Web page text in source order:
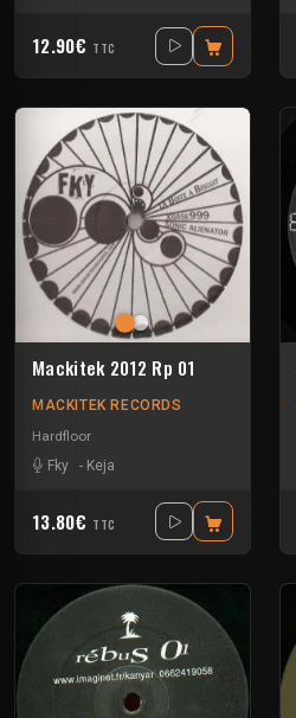
12.90€ TTC
Mackitek 2012 Rp 01
MACKITEK RECORDS
Hardfloor
Fky
- Keja
13.80€ TTC